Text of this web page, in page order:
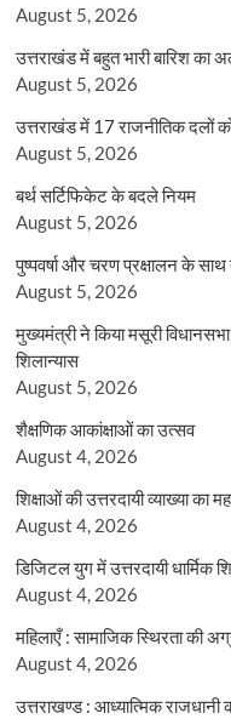
August 5, 2026
उत्तराखंड में बहुत भारी बारिश का
August 5, 2026
उत्तराखंड में 17 राजनीतिक
August 5, 2026
बर्थ सर्टिफिकेट के बदले नियम
August 5, 2026
पुष्पवर्षा और चरण प्रक्षालन के
August 5, 2026
मुख्यमंत्री ने किया मसूरी
शिलान्यास
August 5, 2026
शैक्षणिक आकांक्षाओं का उत्सव
August 4, 2026
शिक्षाओं की उत्तरदायी व्याख्या का
August 4, 2026
डिजिटल युग में उत्तरदायी धार्मिक
August 4, 2026
महिलाएँ : सामाजिक स्थिरता की
August 4, 2026
उत्तराखण्ड : आध्यात्मिक राजधानी